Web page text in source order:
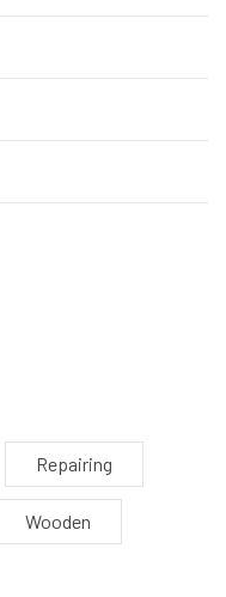
Repairing
Wooden